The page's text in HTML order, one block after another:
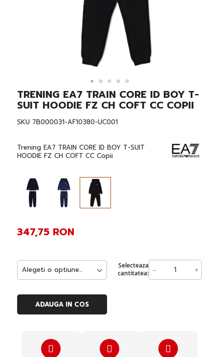
Skip
to
the
beginning
of
gallery
TRENING EA7 TRAIN CORE ID BOY T-
SUIT HOODIE FZ CH COFT CC COPII
SKU 7B000031-AF10380-UC001
Trening EA7 TRAIN CORE ID BOY T-SUIT
HOODIE FZ CH COFT CC Copii
Selecteaza
cantitatea: - +
347,75 RON
ADAUGA IN COS